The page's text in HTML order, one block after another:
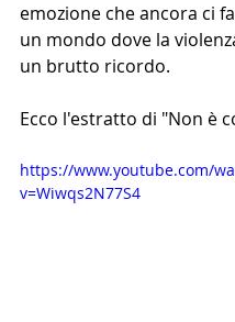
emozione che ancora ci fa
un mondo dove la
un brutto ricordo.
Ecco l'estratto di "Non è
https://www.youtube.com/
v=Wiwqs2N77S4